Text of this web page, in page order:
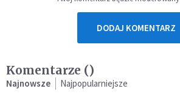
DODAJ KOMENTARZ
Komentarze ()
Najnowsze Najpopularniejsze